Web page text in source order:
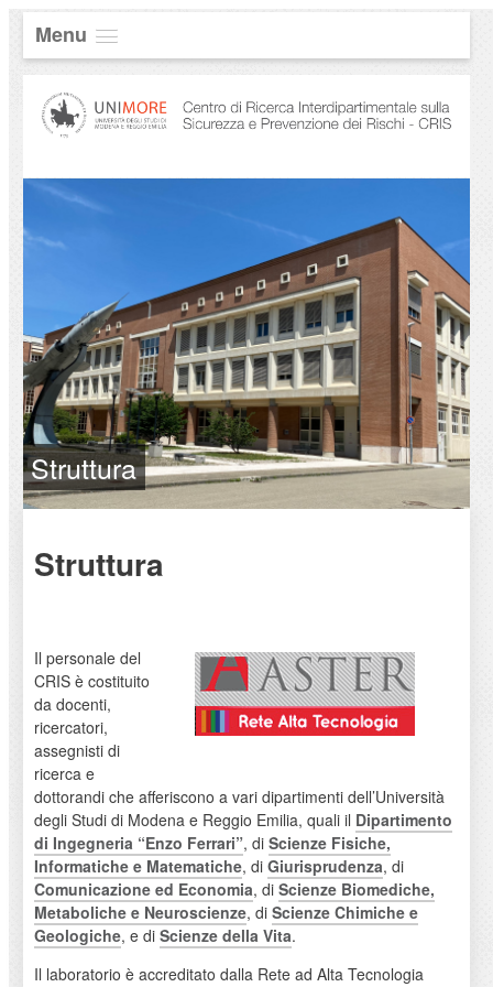
Menu
Struttura
Struttura
Il personale del
CRIS è costituito
da docenti,
ricercatori,
assegnisti di
ricerca e
dottorandi che afferiscono a vari dipartimenti dell’Università
degli Studi di Modena e Reggio Emilia, quali il Dipartimento
di Ingegneria “Enzo Ferrari”, di Scienze Fisiche,
Informatiche e Matematiche, di Giurisprudenza, di
Comunicazione ed Economia, di Scienze Biomediche,
Metaboliche e Neuroscienze, di Scienze Chimiche e
Geologiche, e di Scienze della Vita.
Il laboratorio è accreditato dalla Rete ad Alta Tecnologia